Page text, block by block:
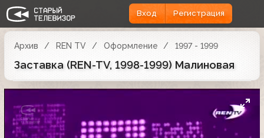
Вход Регистрация
Архив REN TV Оформление 1997 - 1999
Заставка (REN-TV, 1998-1999) Малиновая